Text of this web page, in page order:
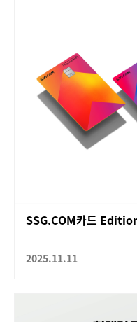
SSG.COM카드
2025.11.11